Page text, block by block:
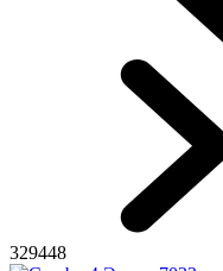
329448